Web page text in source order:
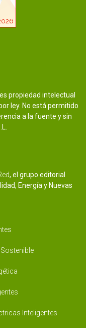
propiedad intelectual
ley. No está permitido
a la fuente y sin
, el grupo editorial
Energía y Nuevas
Inteligentes